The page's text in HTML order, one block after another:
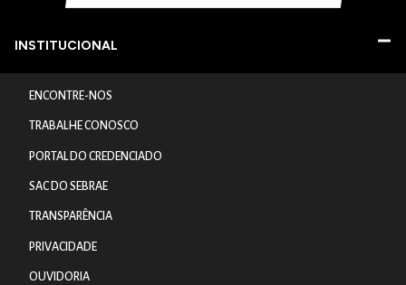
INSTITUCIONAL
ENCONTRE-NOS
TRABALHE CONOSCO
PORTAL DO CREDENCIADO
SAC DO SEBRAE
TRANSPARÊNCIA
PRIVACIDADE
OUVIDORIA